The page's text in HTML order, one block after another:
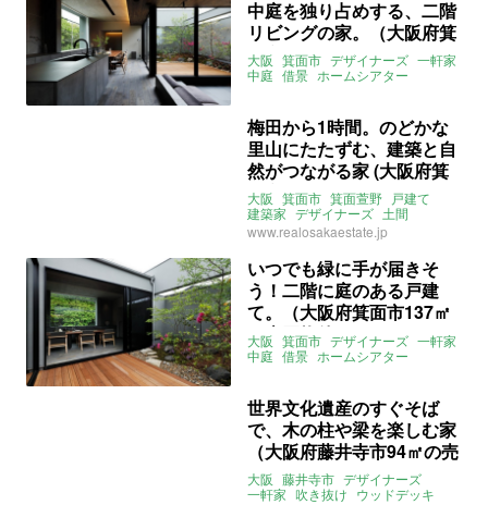
中庭を独り占めする、二階
リビングの家。（大阪府箕
面市137㎡の売買物件）
大阪 箕面市 デザイナーズ 一軒家
中庭 借景 ホームシアター
梅田から1時間。のどかな
里山にたたずむ、建築と自
然がつながる家 (大阪府箕
面市59㎡の売買物件)
大阪 箕面市 箕面萱野 戸建て
建築家 デザイナーズ 土間
吹き抜け
庭 セカンドハウス
売買
www.realosakaestate.jp
いつでも緑に手が届きそ
う！二階に庭のある戸建
て。（大阪府箕面市137㎡
の売買物件）
大阪 箕面市 デザイナーズ 一軒家
中庭 借景 ホームシアター
世界文化遺産のすぐそば
で、木の柱や梁を楽しむ家
（大阪府藤井寺市94㎡の売
買物件）
大阪 藤井寺市 デザイナーズ
一軒家 吹き抜け ウッドデッキ